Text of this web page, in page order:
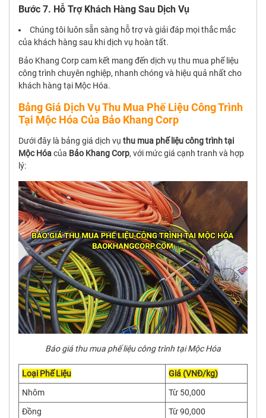
Bước 7. Hỗ Trợ Khách Hàng Sau Dịch Vụ
Chúng tôi luôn sẵn sàng hỗ trợ và giải đáp mọi thắc mắc
của khách hàng sau khi dịch vụ hoàn tất.
Bảo Khang Corp cam kết mang đến dịch vụ thu mua phế liệu
công trình chuyên nghiệp, nhanh chóng và hiệu quả nhất cho
khách hàng tại Mộc Hóa.
Bảng Giá Dịch Vụ Thu Mua Phế Liệu Công Trình
Tại Mộc Hóa Của Bảo Khang Corp
Dưới đây là bảng giá dịch vụ thu mua phế liệu công trình tại
Mộc Hóacủa Bảo Khang Corp, với mức giá cạnh tranh và hợp
lý:
Báo giá thu mua phế liệu công trình tại Mộc Hóa
Loại Phế Liệu
Giá (VNĐ/kg)
Nhôm
Từ 50,000
Đồng
Từ 90,000